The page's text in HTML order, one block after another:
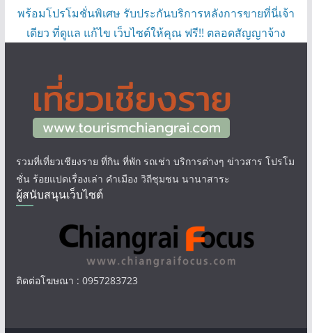
พร้อมโปรโมชั่นพิเศษ รับประกันบริการหลังการขายที่นี่เจ้า
เดียว ที่ดูแล แก้ไข เว็บไซต์ให้คุณ ฟรี!! ตลอดสัญญาจ้าง
รวมที่เที่ยวเชียงราย ที่กิน ที่พัก รถเช่า บริการต่างๆ ข่าวสาร โปรโม
ชั่น ร้อยแปดเรื่องเล่า คำเมือง วิถีชุมชน นานาสาระ
ผู้สนับสนุนเว็บไซต์
ติดต่อโฆษณา : 0957283723